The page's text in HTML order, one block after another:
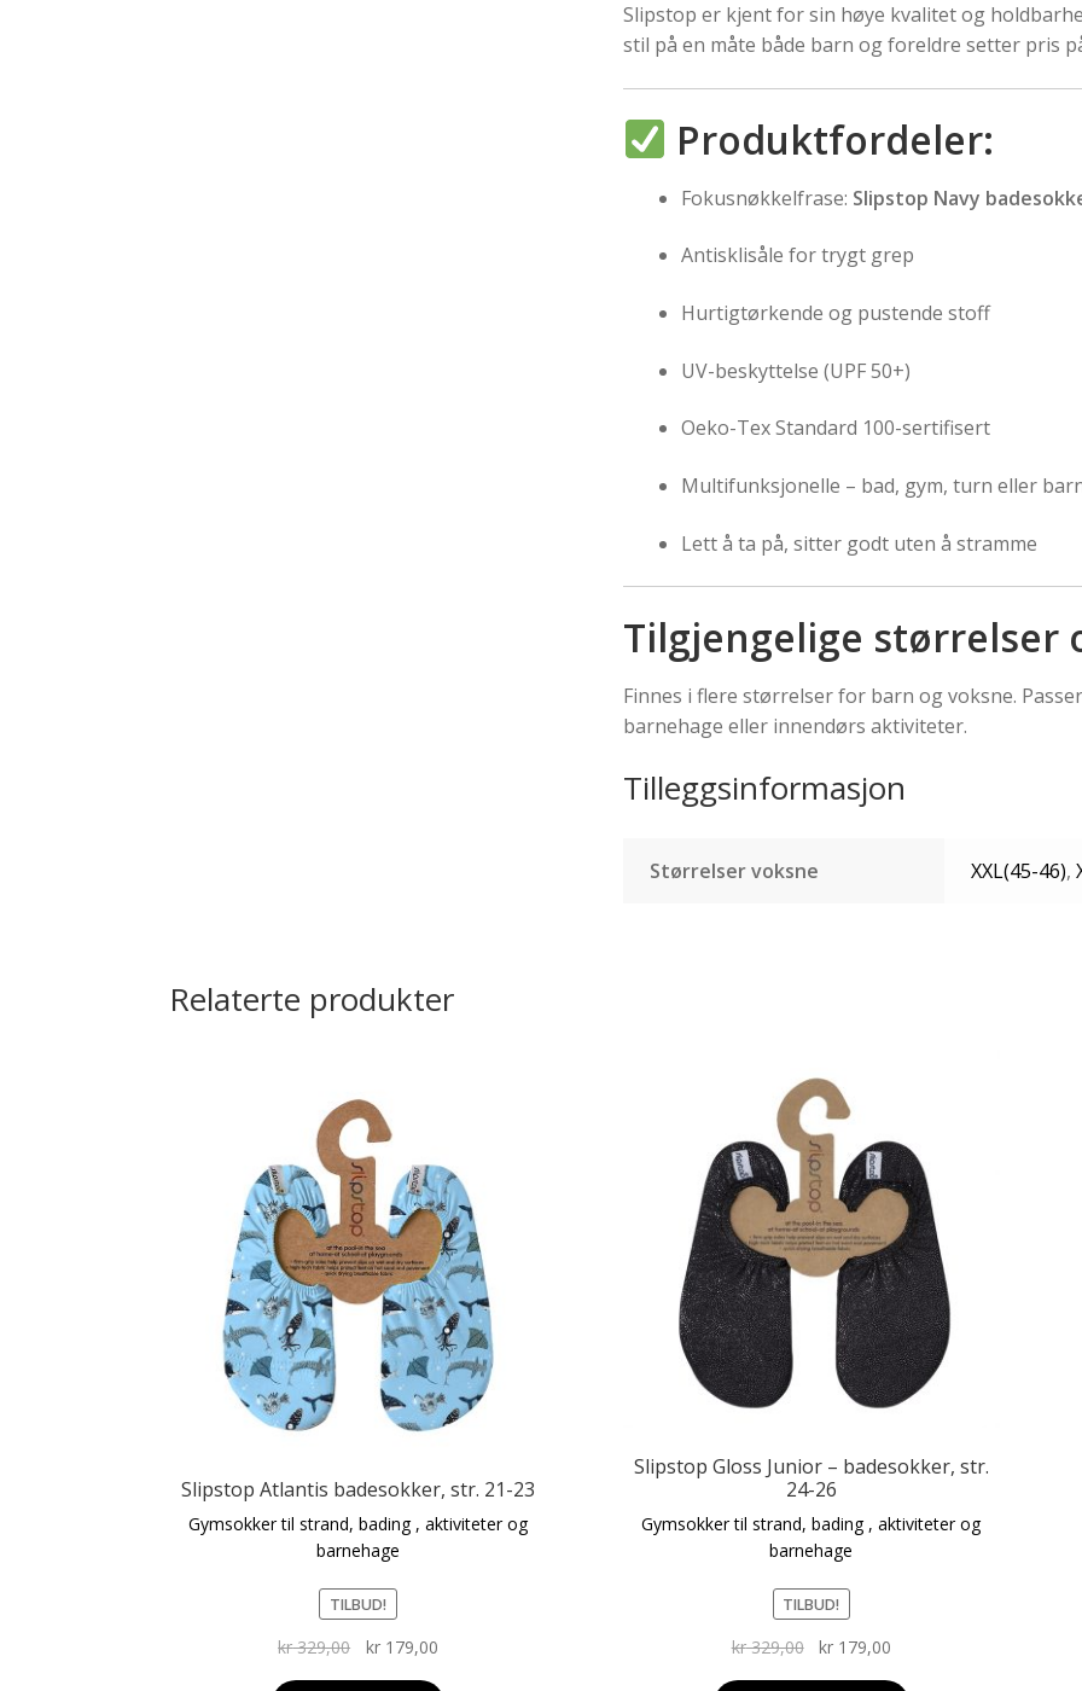
Slipstop er kjent for sin høye kvalitet og
stil på en måte både barn og foreldre setter pris
Produktfordeler:
Fokusnøkkelfrase: Slipstop Navy
Antisklisåle for trygt grep
Hurtigtørkende og pustende stoff
UV-beskyttelse (UPF 50+)
Oeko-Tex Standard 100-sertifisert
Multifunksjonelle – bad, gym, turn eller
Lett å ta på, sitter godt uten å stramme
Tilgjengelige størrelser
Finnes i flere størrelser for barn og voksne.
barnehage eller innendørs aktiviteter.
Tilleggsinformasjon
Størrelser voksne XXL(45-46),
Relaterte produkter
Slipstop Atlantis badesokker, str. 21-23
Gymsokker til strand, bading , aktiviteter og
barnehage
TILBUD!
kr329,00
Opprinnelig
kr179,00Nåværende
Dette
flere
varianter.
Alternativene
velges
på
produktsiden
Slipstop Gloss Junior – badesokker, str.
24-26
Gymsokker til strand, bading , aktiviteter og
barnehage
TILBUD!
kr329,00
Opprinnelig
kr 179,00